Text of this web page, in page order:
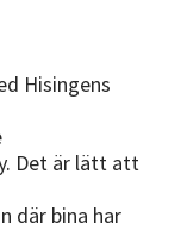
Hisingens
Det är lätt att
där bina har